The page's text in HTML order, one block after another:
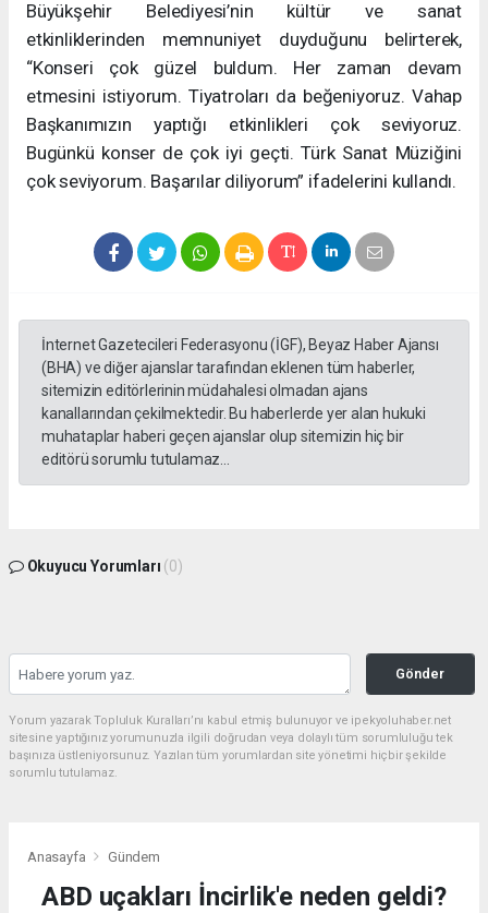
Büyükşehir Belediyesi’nin kültür ve sanat
etkinliklerinden memnuniyet duyduğunu belirterek,
“Konseri çok güzel buldum. Her zaman devam
etmesini istiyorum. Tiyatroları da beğeniyoruz. Vahap
Başkanımızın yaptığı etkinlikleri çok seviyoruz.
Bugünkü konser de çok iyi geçti. Türk Sanat Müziğini
çok seviyorum. Başarılar diliyorum” ifadelerini kullandı.
İnternet Gazetecileri Federasyonu (İGF), Beyaz Haber Ajansı
(BHA) ve diğer ajanslar tarafından eklenen tüm haberler,
sitemizin editörlerinin müdahalesi olmadan ajans
kanallarından çekilmektedir. Bu haberlerde yer alan hukuki
muhataplar haberi geçen ajanslar olup sitemizin hiç bir
editörü sorumlu tutulamaz...
Okuyucu Yorumları (0)
Gönder
Yorum yazarak Topluluk Kuralları’nı kabul etmiş bulunuyor ve ipekyoluhaber.net
sitesine yaptığınız yorumunuzla ilgili doğrudan veya dolaylı tüm sorumluluğu tek
başınıza üstleniyorsunuz. Yazılan tüm yorumlardan site yönetimi hiçbir şekilde
sorumlu tutulamaz.
Anasayfa Gündem
ABD uçakları İncirlik'e neden geldi?